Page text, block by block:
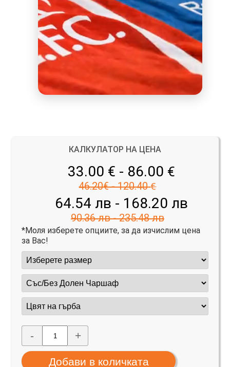
КАЛКУЛАТОР НА ЦЕНА
33.00 € - 86.00 €
46.20€ - 120.40 €
64.54 лв - 168.20 лв
90.36 лв - 235.48 лв
*Моля изберете опциите, за да изчислим цена
за Вас!
- +